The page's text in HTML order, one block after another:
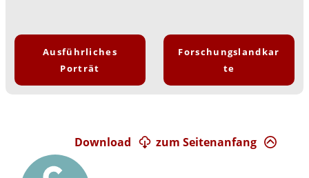
Ausführliches
Porträt
Forschungslandkar
te
zum Seitenanfang
Download